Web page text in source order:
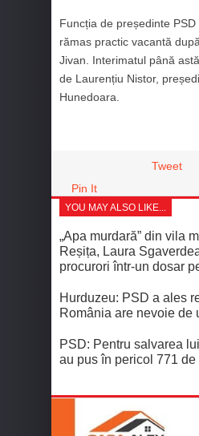
Funcția de președinte
rămas practic vacantă
Jivan. Interimatul până
de Laurențiu Nistor,
Hunedoara.
Tweet
Pin It
YOU MAY ALSO LIKE...
„Apa murdară” din vila
Reșița, Laura
procurori într-un dosar
Hurduzeu: PSD a ales
România are nevoie de
PSD: Pentru salvarea
au pus în pericol 771